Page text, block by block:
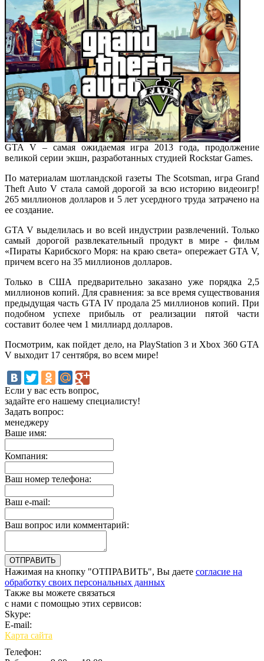
GTA V – самая ожидаемая игра 2013 года, продолжение
великой серии экшн, разработанных студией Rockstar Games.
По материалам шотландской газеты The Scotsman, игра Grand
Theft Auto V стала самой дорогой за всю историю видеоигр!
265 миллионов долларов и 5 лет усердного труда затрачено на
ее создание.
GTA V выделилась и во всей индустрии развлечений. Только
самый дорогой развлекательный продукт в мире - фильм
«Пираты Карибского Моря: на краю света» опережает GTA V,
причем всего на 35 миллионов долларов.
Только в США предварительно заказано уже порядка 2,5
миллионов копий. Для сравнения: за все время существования
предыдущая часть GTA IV продала 25 миллионов копий. При
подобном успехе прибыль от реализации пятой части
составит более чем 1 миллиард долларов.
Посмотрим, как пойдет дело, на PlayStation 3 и Xbox 360 GTA
V выходит 17 сентября, во всем мире!
Если у вас есть вопрос,
задайте его нашему специалисту!
Задать вопрос:
менеджеру
Ваше имя:
Компания:
Ваш номер телефона:
Ваш e-mail:
Ваш вопрос или комментарий:
Нажимая на кнопку "ОТПРАВИТЬ", Вы даете согласие на
обработку своих персональных данных
Также вы можете связаться
с нами с помощью этих сервисов:
Skype:
E-mail:
Карта сайта
Телефон: